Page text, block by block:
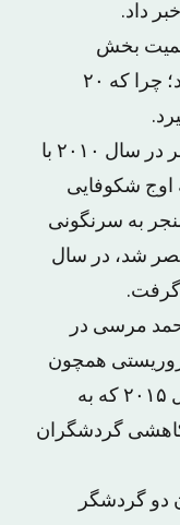
داد.
بخش
گردشگری در اقتصاد مصر تاکید کرد؛ چرا که ۲۰
گفتنی است، صنعت گردشگری مصر در سال ۲۰۱۰ با
به اوج شکوفایی
به سرنگونی
شد، در سال
مرسی در
تروریستی همچون
منفجر کردن هواپیمای روس در سال ۲۰۱۵ که به
روند کاهشی گردشگران
دو گردشگر